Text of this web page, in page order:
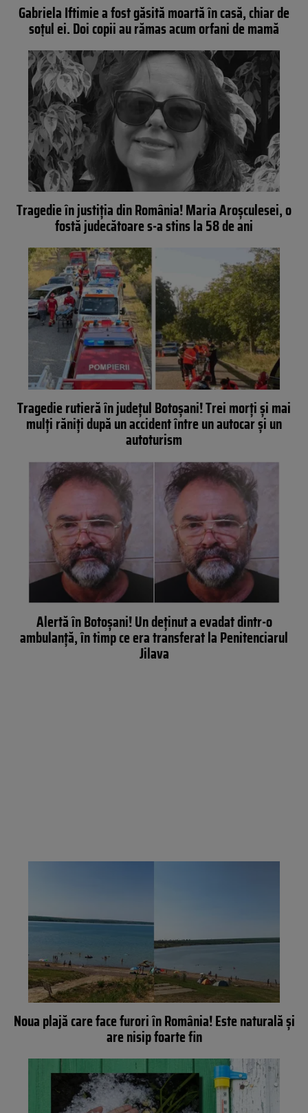
Gabriela Iftimie a fost găsită moartă în casă, chiar de
soțul ei. Doi copii au rămas acum orfani de mamă
Tragedie în justiția din România! Maria Aroșculesei, o
fostă judecătoare s-a stins la 58 de ani
Tragedie rutieră în județul Botoșani! Trei morți și mai
mulți răniți după un accident între un autocar și un
autoturism
Alertă în Botoșani! Un deţinut a evadat dintr-o
ambulanţă, în timp ce era transferat la Penitenciarul
Jilava
Noua plajă care face furori în România! Este naturală și
are nisip foarte fin